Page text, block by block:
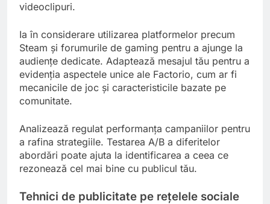
videoclipuri.
Ia în considerare utilizarea platformelor precum
Steam și forumurile de gaming pentru a ajunge la
audiențe dedicate. Adaptează mesajul tău pentru a
evidenția aspectele unice ale Factorio, cum ar fi
mecanicile de joc și caracteristicile bazate pe
comunitate.
Analizează regulat performanța campaniilor pentru
a rafina strategiile. Testarea A/B a diferitelor
abordări poate ajuta la identificarea a ceea ce
rezonează cel mai bine cu publicul tău.
Tehnici de publicitate pe rețelele sociale